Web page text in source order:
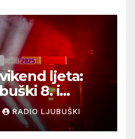
ljeta:
8. i
RADIO LJUBUŠKI